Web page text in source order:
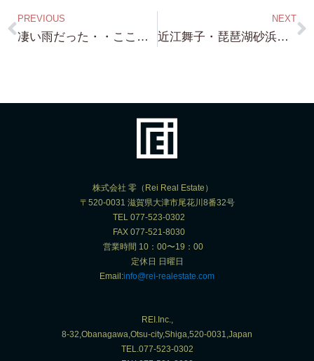
PREVIOUS
凄い雨だった・・ここ大津・・ここ最近毎年こんな感じですが 流石 琵琶湖！これだけの 水が出ても 溢れる事なく・・引き続き注意は必要ですが。
NEXT
近江舞子・琵琶湖砂浜付き・約100坪・北小松・琵琶湖砂浜付き・約60坪・際川・琵琶湖砂浜付き・約126坪・南比良・琵琶湖浜前（絶景！） どれも 買いです！（笑）迷わずに！チャンスです！
株式会社 零（Rei Real Estate）
〒520-0031 滋賀県大津市尾花川8番32号
TEL 077-523-0302
FAX 077-521-8030
営業時間 10：00〜19：00
定休日 日曜日
Email:info@rei-realestate.com
REI.Inc.,
8-32,Obanagawa,Otsu-city,Shiga,520-0031,Japan
TEL.077-523-0302